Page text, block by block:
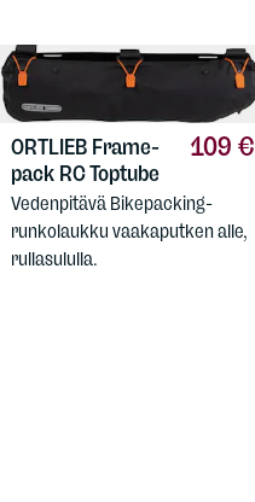
109 €
ORTLIEB Frame-
pack RC Toptube
Vedenpitävä Bikepacking-
runkolaukku vaakaputken alle,
rullasululla.